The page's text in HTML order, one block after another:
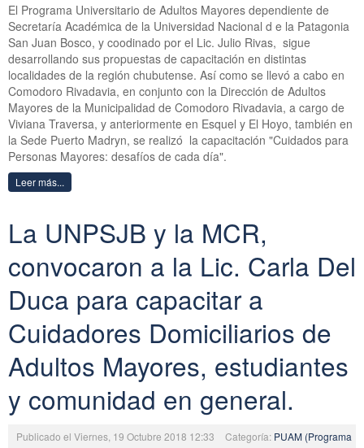
El Programa Universitario de Adultos Mayores dependiente de
Secretaría Académica de la Universidad Nacional d e la Patagonia
San Juan Bosco, y coodinado por el Lic. Julio Rivas, sigue
desarrollando sus propuestas de capacitación en distintas
localidades de la región chubutense. Así como se llevó a cabo en
Comodoro Rivadavia, en conjunto con la Dirección de Adultos
Mayores de la Municipalidad de Comodoro Rivadavia, a cargo de
Viviana Traversa, y anteriormente en Esquel y El Hoyo, también en
la Sede Puerto Madryn, se realizó la capacitación "Cuidados para
Personas Mayores: desafíos de cada día".
Leer más...
La UNPSJB y la MCR,
convocaron a la Lic. Carla Del
Duca para capacitar a
Cuidadores Domiciliarios de
Adultos Mayores, estudiantes
y comunidad en general.
Publicado el Viernes, 19 Octubre 2018 12:33 Categoría: PUAM (Programa